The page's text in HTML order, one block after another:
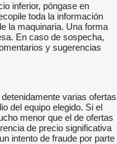
inferior, póngase en
toda la información
la maquinaria. Una forma
En caso de sospecha,
y sugerencias
varias ofertas
del equipo elegido. Si el
menor que el de ofertas
de precio significativa
intento de fraude por parte